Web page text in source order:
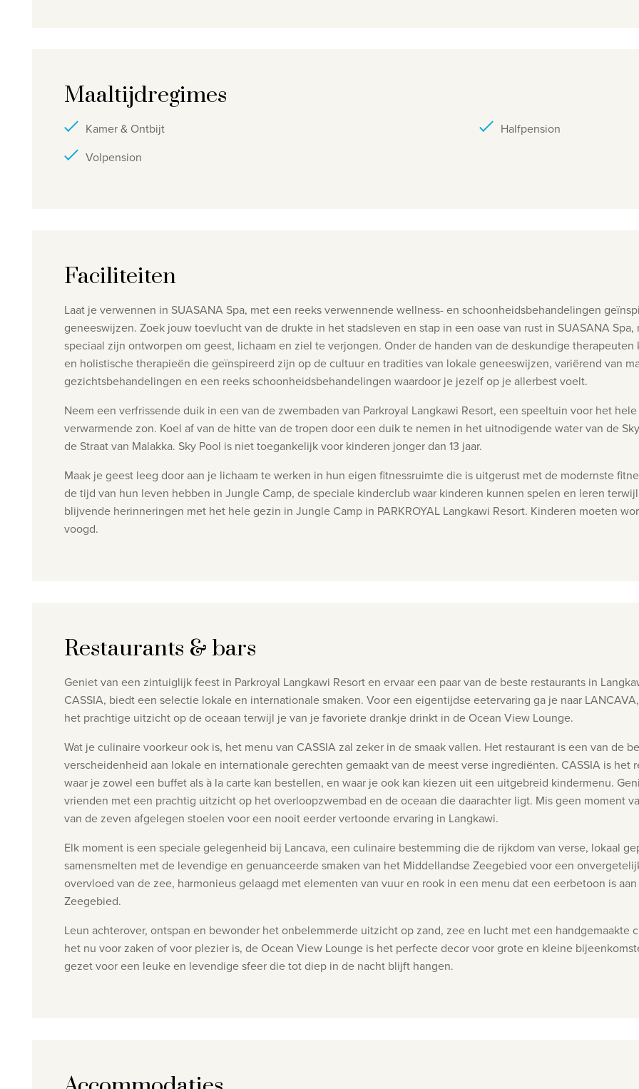
Maaltijdregimes
Kamer & Ontbijt
Halfpension
Volpension
Faciliteiten
Laat je verwennen in SUASANA Spa, met een reeks verwennende wellness- en schoonheidsbehandelingen
geneeswijzen. Zoek jouw toevlucht van de drukte in het stadsleven en stap in een oase van rust in SUASANA
speciaal zijn ontworpen om geest, lichaam en ziel te verjongen. Onder de handen van de deskundige
en holistische therapieën die geïnspireerd zijn op de cultuur en tradities van lokale geneeswijzen, variërend van
gezichtsbehandelingen en een reeks schoonheidsbehandelingen waardoor je jezelf op je allerbest voelt.
Neem een verfrissende duik in een van de zwembaden van Parkroyal Langkawi Resort, een speeltuin voor het
verwarmende zon. Koel af van de hitte van de tropen door een duik te nemen in het uitnodigende water van de
de Straat van Malakka. Sky Pool is niet toegankelijk voor kinderen jonger dan 13 jaar.
Maak je geest leeg door aan je lichaam te werken in hun eigen fitnessruimte die is uitgerust met de modernste
de tijd van hun leven hebben in Jungle Camp, de speciale kinderclub waar kinderen kunnen spelen en leren
blijvende herinneringen met het hele gezin in Jungle Camp in PARKROYAL Langkawi Resort. Kinderen moeten
voogd.
Restaurants & bars
Geniet van een zintuiglijk feest in Parkroyal Langkawi Resort en ervaar een paar van de beste restaurants in
CASSIA, biedt een selectie lokale en internationale smaken. Voor een eigentijdse eetervaring ga je naar
het prachtige uitzicht op de oceaan terwijl je van je favoriete drankje drinkt in de Ocean View Lounge.
Wat je culinaire voorkeur ook is, het menu van CASSIA zal zeker in de smaak vallen. Het restaurant is een van de
verscheidenheid aan lokale en internationale gerechten gemaakt van de meest verse ingrediënten. CASSIA is het
waar je zowel een buffet als à la carte kan bestellen, en waar je ook kan kiezen uit een uitgebreid kindermenu.
vrienden met een prachtig uitzicht op het overloopzwembad en de oceaan die daarachter ligt. Mis geen moment
van de zeven afgelegen stoelen voor een nooit eerder vertoonde ervaring in Langkawi.
Elk moment is een speciale gelegenheid bij Lancava, een culinaire bestemming die de rijkdom van verse, lokaal
samensmelten met de levendige en genuanceerde smaken van het Middellandse Zeegebied voor een
overvloed van de zee, harmonieus gelaagd met elementen van vuur en rook in een menu dat een eerbetoon is
Zeegebied.
Leun achterover, ontspan en bewonder het onbelemmerde uitzicht op zand, zee en lucht met een handgemaakte
het nu voor zaken of voor plezier is, de Ocean View Lounge is het perfecte decor voor grote en kleine
gezet voor een leuke en levendige sfeer die tot diep in de nacht blijft hangen.